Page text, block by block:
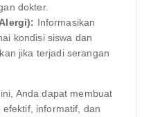
dokter.
Informasikan
kondisi siswa dan
jika terjadi serangan
Anda dapat membuat
informatif, dan